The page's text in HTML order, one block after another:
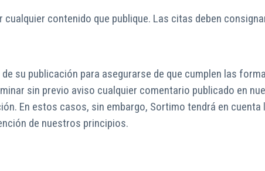
contenido que publique. Las citas deben
su publicación para asegurarse de que cumplen las
sin previo aviso cualquier comentario publicado en
En estos casos, sin embargo, Sortimo tendrá en
de nuestros principios.